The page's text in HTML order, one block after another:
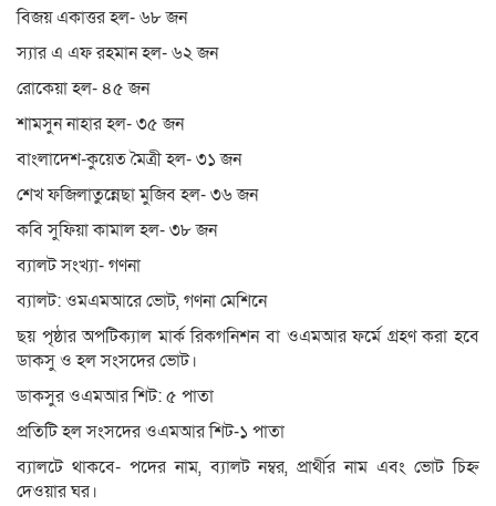
বিজয় একাত্তর হল- ৬৮ জন
স্যার এ এফ রহমান হল- ৬২ জন
রোকেয়া হল- ৪৫ জন
শামসুন নাহার হল- ৩৫ জন
বাংলাদেশ-কুয়েত মৈত্রী হল- ৩১ জন
শেখ ফজিলাতুন্নেছা মুজিব হল- ৩৬ জন
কবি সুফিয়া কামাল হল- ৩৮ জন
ব্যালট সংখ্যা- গণনা
ব্যালট: ওমএমআরে ভোট, গণনা মেশিনে
ছয় পৃষ্ঠার অপটিক্যাল মার্ক রিকগনিশন বা ওএমআর ফর্মে গ্রহণ করা হবে
ডাকসু ও হল সংসদের ভোট।
ডাকসুর ওএমআর শিট: ৫ পাতা
প্রতিটি হল সংসদের ওএমআর শিট-১ পাতা
ব্যালটে থাকবে- পদের নাম, ব্যালট নম্বর, প্রার্থীর নাম এবং ভোট চিহ্ন
দেওয়ার ঘর।